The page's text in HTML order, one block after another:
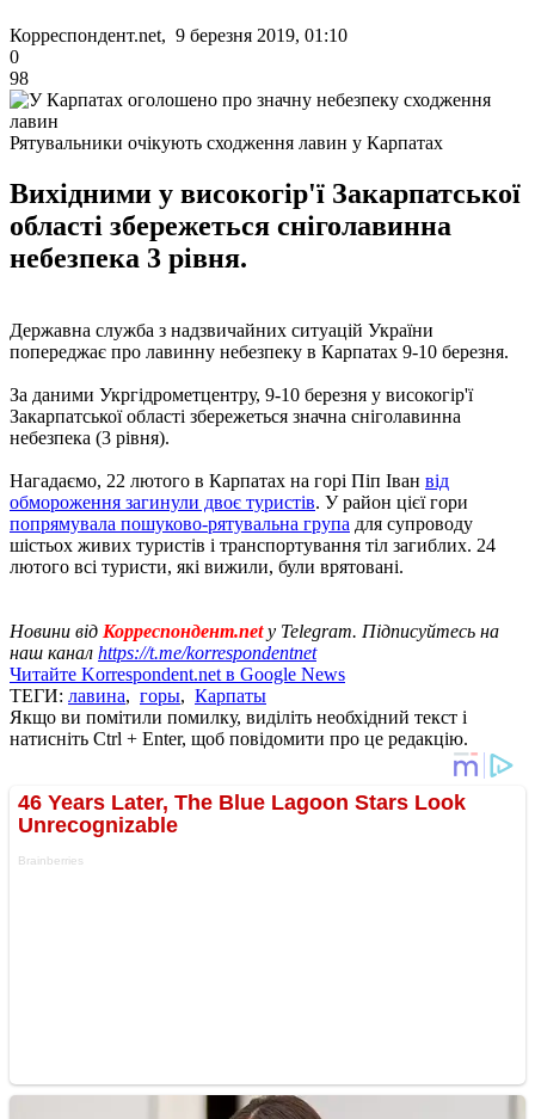
Корреспондент.net, 9 березня 2019, 01:10
0
98
Рятувальники очікують сходження лавин у Карпатах
Вихідними у високогір'ї Закарпатської
області збережеться сніголавинна
небезпека 3 рівня.
Державна служба з надзвичайних ситуацій України
попереджає про лавинну небезпеку в Карпатах 9-10 березня.
За даними Укргідрометцентру, 9-10 березня у високогір'ї
Закарпатської області збережеться значна сніголавинна
небезпека (3 рівня).
Нагадаємо, 22 лютого в Карпатах на горі Піп Іван від
обмороження загинули двоє туристів. У район цієї гори
попрямувала пошуково-рятувальна група для супроводу
шістьох живих туристів і транспортування тіл загиблих. 24
лютого всі туристи, які вижили, були врятовані.
Новини від Корреспондент.netу Telegram. Підписуйтесь на
наш канал https://t.me/korrespondentnet
Читайте Korrespondent.net в Google News
ТЕГИ: лавина, горы, Карпаты
Якщо ви помітили помилку, виділіть необхідний текст і
натисніть Ctrl + Enter, щоб повідомити про це редакцію.